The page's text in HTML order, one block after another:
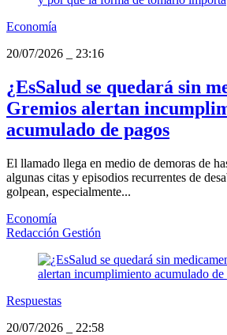
Economía
20/07/2026
23:16
¿EsSalud se quedará sin
Gremios alertan
acumulado de pagos
El llamado llega en medio de demoras de
algunas citas y episodios recurrentes de
golpean, especialmente...
Economía
Redacción Gestión
Respuestas
20/07/2026
22:58